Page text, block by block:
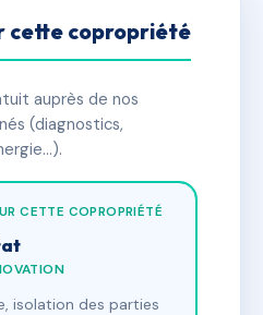
cette copropriété
auprès de nos
(diagnostics,
CETTE COPROPRIÉTÉ
isolation des parties